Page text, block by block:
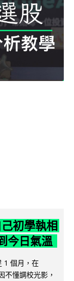
初學執相
今日氣溫
1 個月，在
懂調校光影，